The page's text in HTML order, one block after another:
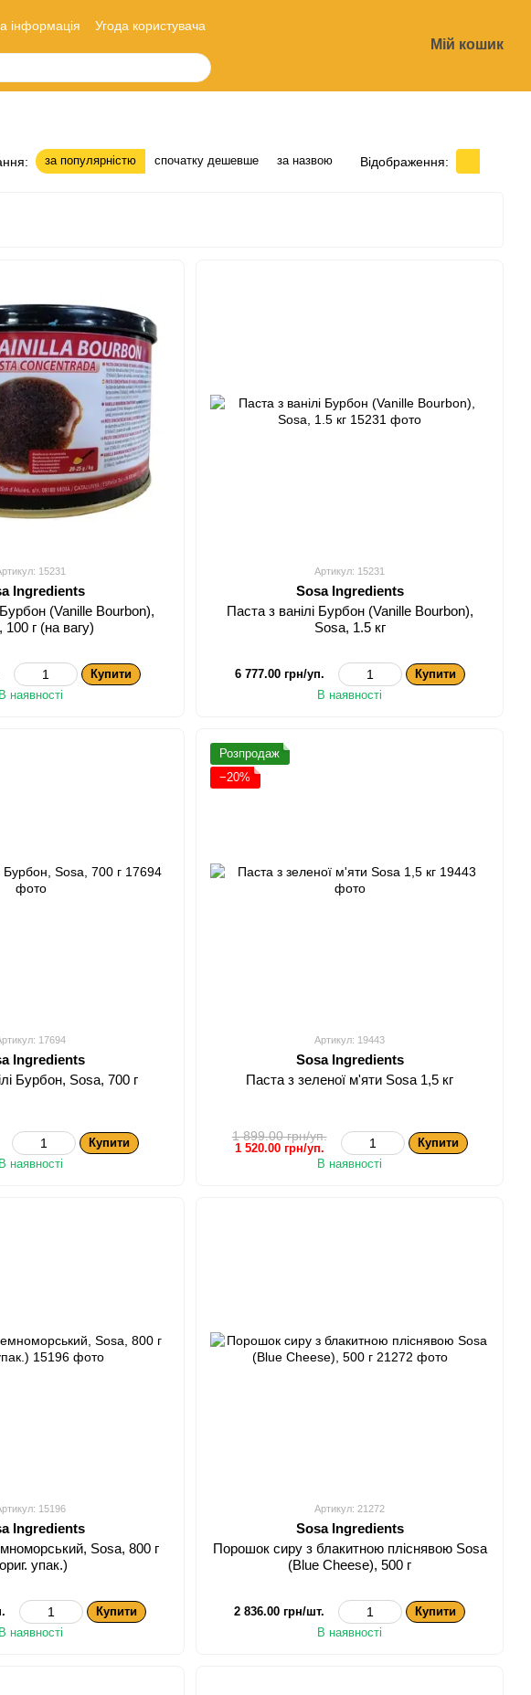
інформація
Угода користувача
Мій кошик
за популярністю спочатку дешевше за назвою Відображення:
15231
Ingredients
Бурбон (Vanille Bourbon),
100 г (на вагу)
Купити
В наявності
Артикул: 15231
Sosa Ingredients
Паста з ванілі Бурбон (Vanille Bourbon),
Sosa, 1.5 кг
6 777.00 грн/уп.
Купити
В наявності
17694
Ingredients
Бурбон, Sosa, 700 г
Купити
В наявності
Розпродаж
−20%
Артикул: 19443
Sosa Ingredients
Паста з зеленої м'яти Sosa 1,5 кг
1 899.00 грн/уп.
1 520.00 грн/уп.
Купити
В наявності
15196
Ingredients
Sosa, 800 г
упак.)
Купити
В наявності
Артикул: 21272
Sosa Ingredients
Порошок сиру з блакитною пліснявою Sosa
(Blue Cheese), 500 г
2 836.00 грн/шт.
Купити
В наявності